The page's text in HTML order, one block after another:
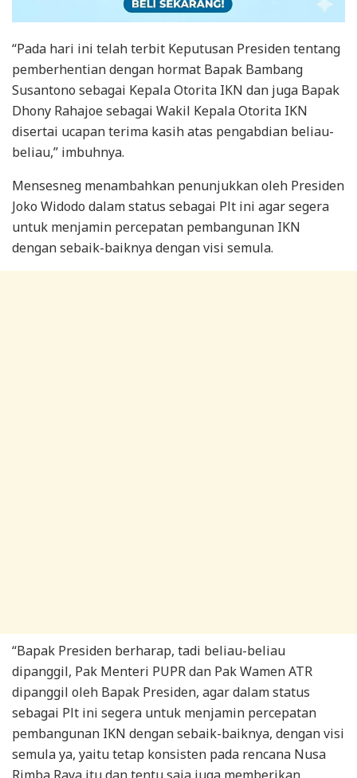
“Pada hari ini telah terbit Keputusan Presiden tentang
pemberhentian dengan hormat Bapak Bambang
Susantono sebagai Kepala Otorita IKN dan juga Bapak
Dhony Rahajoe sebagai Wakil Kepala Otorita IKN
disertai ucapan terima kasih atas pengabdian beliau-
beliau,” imbuhnya.
Mensesneg menambahkan penunjukkan oleh Presiden
Joko Widodo dalam status sebagai Plt ini agar segera
untuk menjamin percepatan pembangunan IKN
dengan sebaik-baiknya dengan visi semula.
“Bapak Presiden berharap, tadi beliau-beliau
dipanggil, Pak Menteri PUPR dan Pak Wamen ATR
dipanggil oleh Bapak Presiden, agar dalam status
sebagai Plt ini segera untuk menjamin percepatan
pembangunan IKN dengan sebaik-baiknya, dengan visi
semula ya, yaitu tetap konsisten pada rencana Nusa